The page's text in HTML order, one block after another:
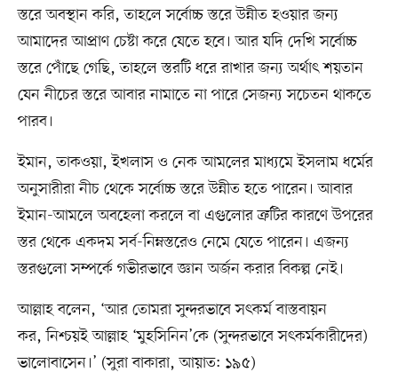
স্তরে অবস্থান করি, তাহলে সর্বোচ্চ স্তরে উন্নীত হওয়ার জন্য
আমাদের আপ্রাণ চেষ্টা করে যেতে হবে। আর যদি দেখি সর্বোচ্চ
স্তরে পোঁছে গেছি, তাহলে স্তরটি ধরে রাখার জন্য অর্থাৎ শয়তান
যেন নীচের স্তরে আবার নামাতে না পারে সেজন্য সচেতন থাকতে
পারব।
ইমান, তাকওয়া, ইখলাস ও নেক আমলের মাধ্যমে ইসলাম ধর্মের
অনুসারীরা নীচ থেকে সর্বোচ্চ স্তরে উন্নীত হতে পারেন। আবার
ইমান-আমলে অবহেলা করলে বা এগুলোর ত্রুটির কারণে উপরের
স্তর থেকে একদম সর্ব-নিম্নস্তরেও নেমে যেতে পারেন। এজন্য
স্তরগুলো সম্পর্কে গভীরভাবে জ্ঞান অর্জন করার বিকল্প নেই।
আল্লাহ বলেন, ‘আর তোমরা সুন্দরভাবে সৎকর্ম বাস্তবায়ন
কর, নিশ্চয়ই আল্লাহ ‘মুহসিনিন’কে (সুন্দরভাবে সৎকর্মকারীদের)
ভালোবাসেন।’ (সুরা বাকারা, আয়াত: ১৯৫)